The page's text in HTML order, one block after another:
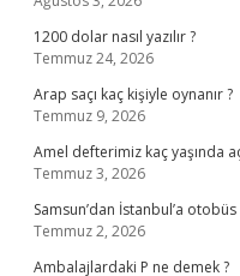
1200 dolar nasıl yazılır ?
Temmuz 24, 2026
Arap saçı kaç kişiyle oynanır ?
Temmuz 9, 2026
Amel defterimiz kaç yaşında
Temmuz 3, 2026
Samsun’dan İstanbul’a
Temmuz 2, 2026
Ambalajlardaki P ne demek ?